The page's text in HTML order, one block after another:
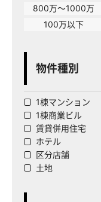
800万～1000万
100万以下
物件種別
1棟マンション
1棟商業ビル
賃貸併用住宅
ホテル
区分店舗
土地